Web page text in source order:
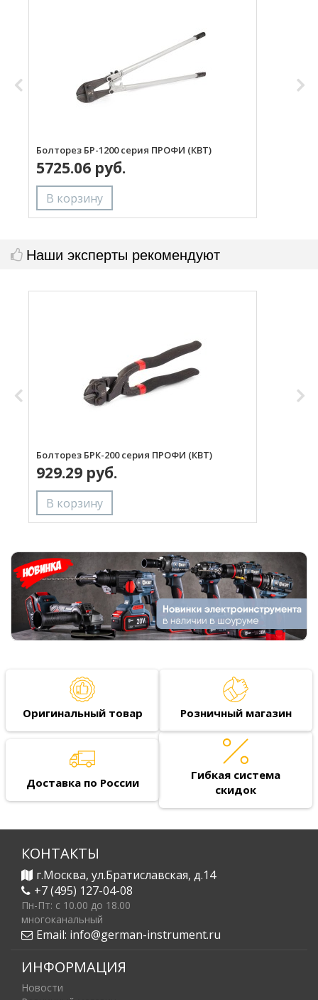
Болторез БР-1200 серия ПРОФИ (КВТ)
5725.06 руб.
Наши эксперты рекомендуют
Болторез БРК-200 серия ПРОФИ (КВТ)
929.29 руб.
Оригинальный товар Розничный магазин
Доставка по России
Гибкая система
скидок
КОНТАКТЫ
г.Москва, ул.Братиславская, д.14
+7 (495) 127-04-08
Пн-Пт: c 10.00 до 18.00
многоканальный
Email: info@german-instrument.ru
ИНФОРМАЦИЯ
Новости